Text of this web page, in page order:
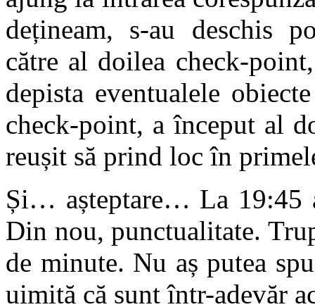
dețineam, s-au deschis
către al doilea check-
depista eventualele
check-point, a început al
reușit să prind loc în
Și… așteptare… La 19:45
Din nou, punctualitate.
de minute. Nu aș putea
uimită că sunt într-adevăr